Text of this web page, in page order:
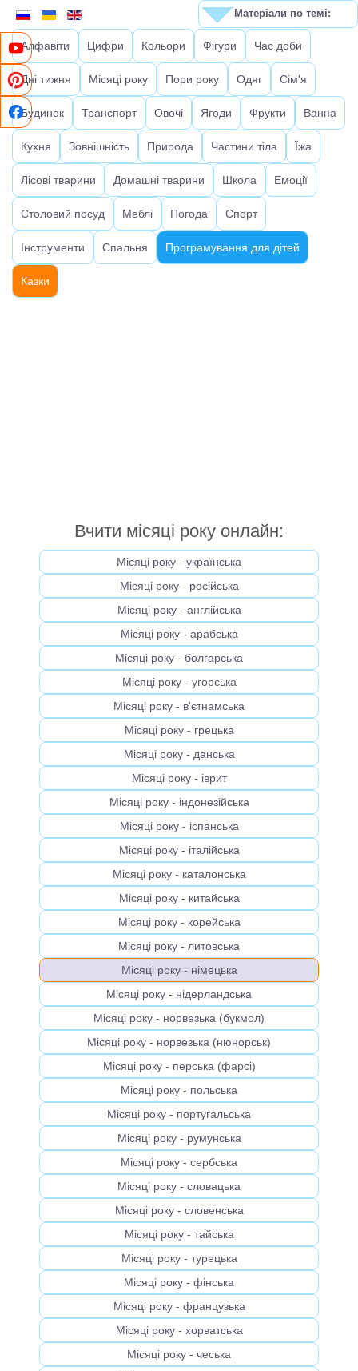
Алфавіти Цифри Кольори Фігури Час доби
Дні тижня Місяці року Пори року Одяг Сім'я
Будинок Транспорт Овочі Ягоди Фрукти Ванна
Кухня Зовнішність Природа Частини тіла Їжа
Лісові тварини Домашні тварини Школа Емоції
Столовий посуд Меблі Погода Спорт
Інструменти Спальня Програмування для дітей
Казки
Вчити місяці року онлайн:
Місяці року - українська
Місяці року - російська
Місяці року - англійська
Місяці року - арабська
Місяці року - болгарська
Місяці року - угорська
Місяці року - в'єтнамська
Місяці року - грецька
Місяці року - данська
Місяці року - іврит
Місяці року - індонезійська
Місяці року - іспанська
Місяці року - італійська
Місяці року - каталонська
Місяці року - китайська
Місяці року - корейська
Місяці року - литовська
Місяці року - німецька
Місяці року - нідерландська
Місяці року - норвезька (букмол)
Місяці року - норвезька (нюнорськ)
Місяці року - перська (фарсі)
Місяці року - польська
Місяці року - португальська
Місяці року - румунська
Місяці року - сербська
Місяці року - словацька
Місяці року - словенська
Місяці року - тайська
Місяці року - турецька
Місяці року - фінська
Місяці року - французька
Місяці року - хорватська
Місяці року - чеська
Матеріали по темі: